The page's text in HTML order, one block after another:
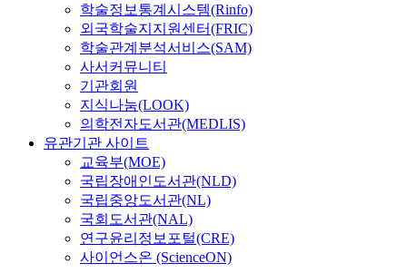
학술정보통계시스템(Rinfo)
외국학술지지원센터(FRIC)
학술관계분석서비스(SAM)
사서커뮤니티
기관회원
지식나눔(LOOK)
의학전자도서관(MEDLIS)
유관기관 사이트
교육부(MOE)
국립장애인도서관(NLD)
국립중앙도서관(NL)
국회도서관(NAL)
연구윤리정보포털(CRE)
사이언스온 (ScienceON)